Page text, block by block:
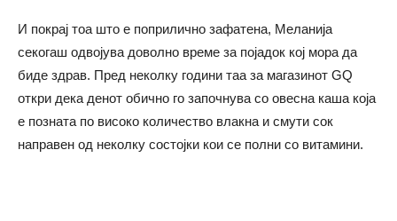
И покрај тоа што е поприлично зафатена, Меланија
секогаш одвојува доволно време за појадок кој мора да
биде здрав. Пред неколку години таа за магазинот GQ
откри дека денот обично го започнува со овесна каша која
е позната по високо количество влакна и смути сок
направен од неколку состојки кои се полни со витамини.